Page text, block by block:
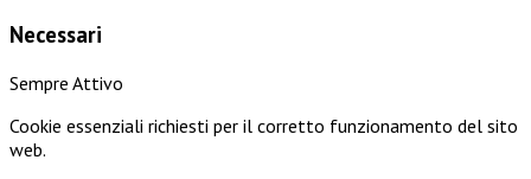
Necessari
Sempre Attivo
Cookie essenziali richiesti per il corretto funzionamento del sito
web.